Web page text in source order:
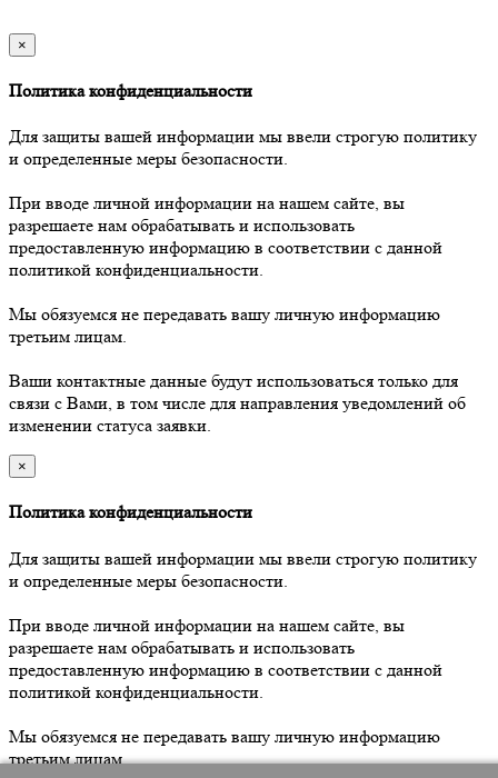
×
Политика конфиденциальности
Для защиты вашей информации мы ввели строгую политику
и определенные меры безопасности.
При вводе личной информации на нашем сайте, вы
разрешаете нам обрабатывать и использовать
предоставленную информацию в соответствии с данной
политикой конфиденциальности.
Мы обязуемся не передавать вашу личную информацию
третьим лицам.
Ваши контактные данные будут использоваться только для
связи с Вами, в том числе для направления уведомлений об
изменении статуса заявки.
×
Политика конфиденциальности
Для защиты вашей информации мы ввели строгую политику
и определенные меры безопасности.
При вводе личной информации на нашем сайте, вы
разрешаете нам обрабатывать и использовать
предоставленную информацию в соответствии с данной
политикой конфиденциальности.
Мы обязуемся не передавать вашу личную информацию
третьим лицам.